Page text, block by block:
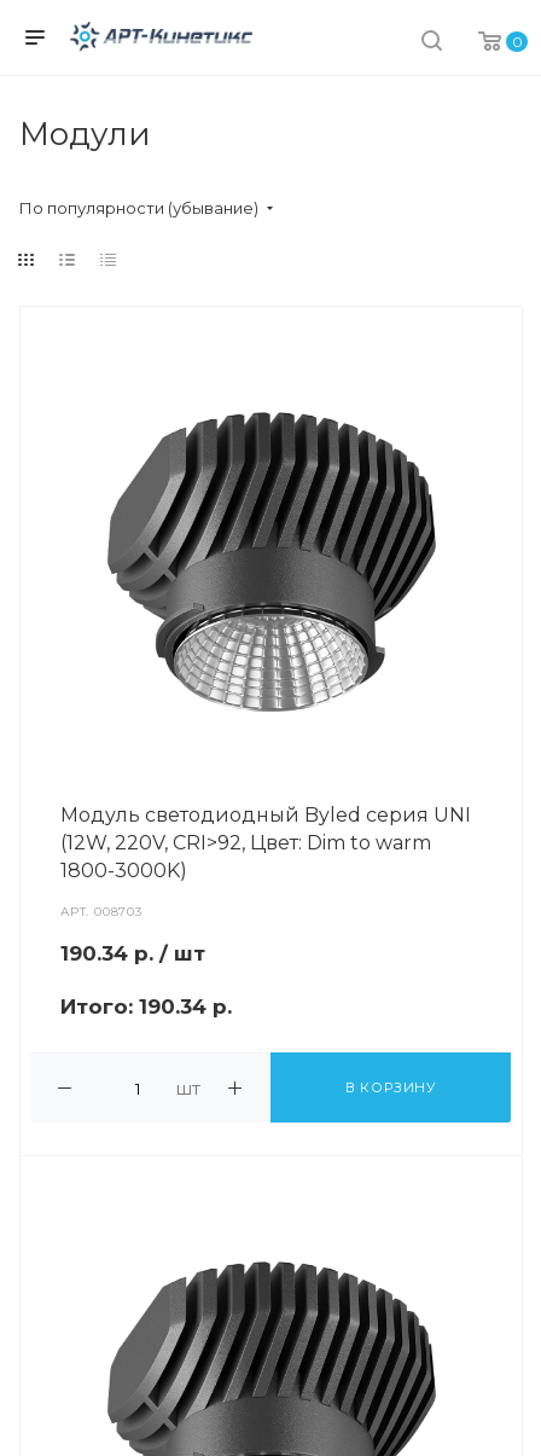
0
Модули
По популярности (убывание)
Модуль светодиодный Byled серия UNI
(12W, 220V, CRI>92, Цвет: Dim to warm
1800-3000K)
АРТ.008703
190.34 р. / шт
Итого: 190.34 р.
шт В КОРЗИНУ